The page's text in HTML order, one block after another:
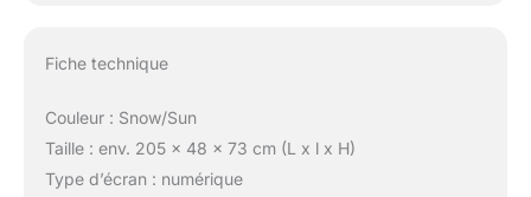
Fiche technique
Couleur : Snow/Sun
Taille : env. 205 x 48 x 73 cm (L x l x H)
Type d’écran : numérique